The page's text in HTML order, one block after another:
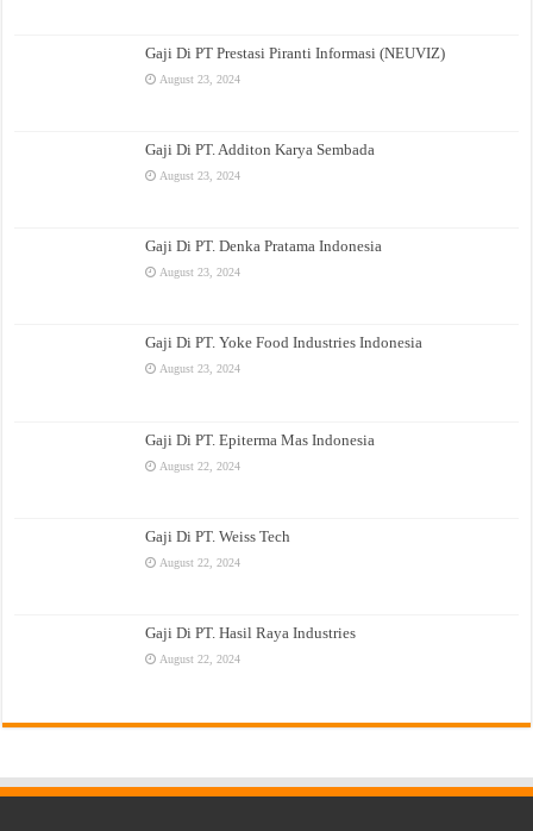
Gaji Di PT Prestasi Piranti Informasi (NEUVIZ)
August 23, 2024
Gaji Di PT. Additon Karya Sembada
August 23, 2024
Gaji Di PT. Denka Pratama Indonesia
August 23, 2024
Gaji Di PT. Yoke Food Industries Indonesia
August 23, 2024
Gaji Di PT. Epiterma Mas Indonesia
August 22, 2024
Gaji Di PT. Weiss Tech
August 22, 2024
Gaji Di PT. Hasil Raya Industries
August 22, 2024